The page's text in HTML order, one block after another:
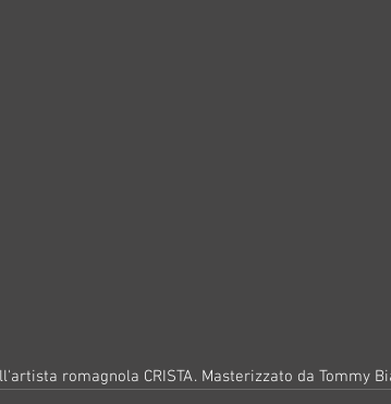
romagnola CRISTA. Masterizzato da Tommy